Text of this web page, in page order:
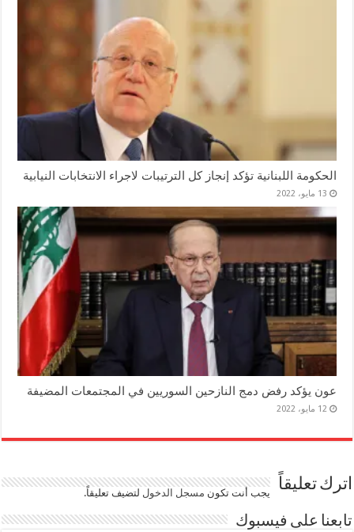
الحكومة اللبنانية تؤكد إنجاز كل الترتيبات لاجراء الانتخابات النيابية
13 مايو، 2022
عون يؤكد رفض دمج النازحين السوريين في المجتمعات المضيفة
12 مايو، 2022
اترك تعليقاً يجب أنت تكون مسجل الدخوللتضيف تعليقاً.
تابعنا على فيسبوك